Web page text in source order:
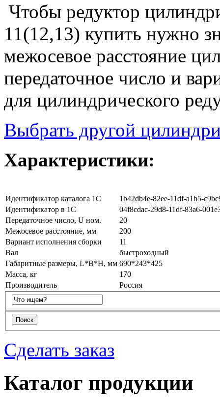
Чтобы редуктор
11(12,13) купить нужно
межосевое расстояние
передаточное число и
для цилиндрического
Выбрать другой
Характеристики:
Идентификатор каталога 1С
1b42db4e-82ee-11df-a1b5-
Идентификатор в 1С
04f8cdac-29d8-11df-83a6-
Передаточное число, U ном.
20
Межосевое расстояние, мм
200
Вариант исполнения сборки
11
Вал
быстроходный
Габаритные размеры, L*B*H, мм 690*243*425
Масса, кг
170
Производитель
Россия
Сделать заказ
Каталог продукции